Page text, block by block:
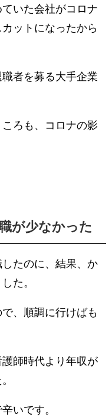
いた会社がコロナ
ットになったから
者を募る大手企業
ろも、コロナの影
が少なかった
たのに、結果、か
た。
、順調に行けばも
師時代より年収が
いです。